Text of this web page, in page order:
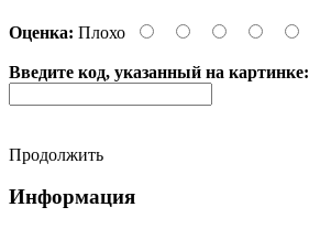
Оценка: Плохо
Введите код, указанный на картинке:
Продолжить
Информация